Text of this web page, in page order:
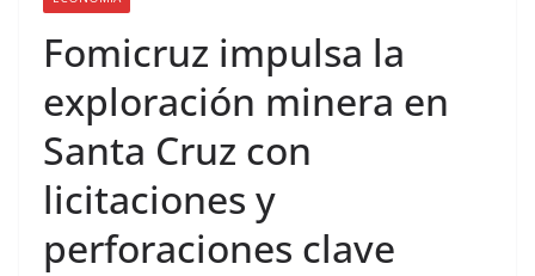
Fomicruz impulsa la
exploración minera en
Santa Cruz con
licitaciones y
perforaciones clave